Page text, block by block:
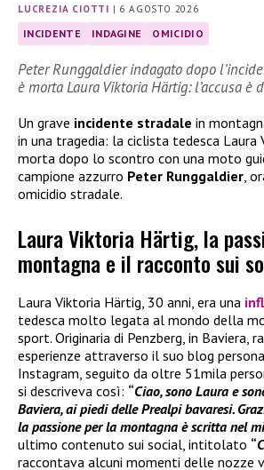
LUCREZIA CIOTTI | 6 AGOSTO 2026
INCIDENTE INDAGINE OMICIDIO
Peter Runggaldier indagato dopo
è morta Laura Viktoria Härtig: l’accusa è
Un grave incidente stradale in
in una tragedia: la ciclista tedesca Laura
morta dopo lo scontro con una moto
campione azzurro Peter Runggaldier,
omicidio stradale.
Laura Viktoria Härtig, la
montagna e il racconto sui
Laura Viktoria Härtig, 30 anni, era una
tedesca molto legata al mondo della
sport. Originaria di Penzberg, in Baviera,
esperienze attraverso il suo blog
Instagram, seguito da oltre 51mila
si descriveva così: “Ciao, sono Laura e
Baviera, ai piedi delle Prealpi bavaresi.
la passione per la montagna è scritta nel
ultimo contenuto sui social, intitolato “
raccontava alcuni momenti delle nozze